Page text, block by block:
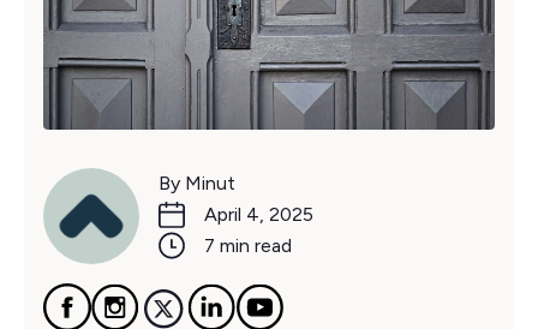
By Minut
April 4, 2025
7 min read